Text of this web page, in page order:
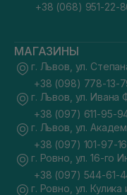
+38 (068) 951-22-
МАГАЗИНЫ
г. Львов, ул.
+38 (098) 778-13-
г. Львов, ул. Ивана
+38 (097) 611-95-
г. Львов, ул.
+38 (097) 101-97-16
г. Ровно, ул. 16-го
+38 (097) 544-61-
г. Ровно, ул.